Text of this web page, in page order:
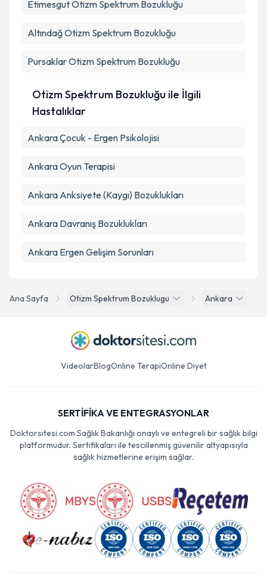
Ana Sayfa Otizm Spektrum Bozuklugu Ankara
EtimesgutOtizm Spektrum Bozukluğu
AltındağOtizm Spektrum Bozukluğu
PursaklarOtizm Spektrum Bozukluğu
Otizm Spektrum Bozukluğu ile İlgili
Hastalıklar
Ankara Çocuk - Ergen Psikolojisi
Ankara Oyun Terapisi
Ankara Anksiyete (Kaygı) Bozuklukları
Ankara Davranış Bozuklukları
Ankara Ergen Gelişim Sorunları
VideolarBlogOnline TerapiOnline Diyet
SERTİFİKA VE ENTEGRASYONLAR
Doktorsitesi.com Sağlık Bakanlığı onaylı ve entegreli bir sağlık bilgi
platformudur. Sertifikaları ile tescillenmiş güvenilir altyapısıyla
sağlık hizmetlerine erişim sağlar.